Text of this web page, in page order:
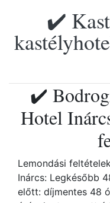
✔️
✔️
Hotel
Lemondási
Inárcs: Legkésőbb
előtt: díjmentes 48